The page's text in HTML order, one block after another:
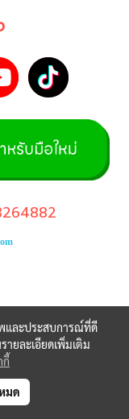
และประสบการณ์ที่ดี
ายละเอียดเพิ่มเติม
กี้
มด